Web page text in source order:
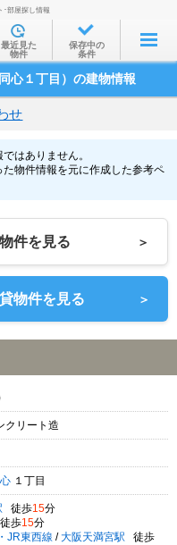
駅から
から
学時間から
から
会社から
･部屋探し情報
最近見た
物件
保存中の
条件
心１丁目）の建物情報
せ
はありません。
物件情報を元に作成した参考ペ
件を見る ＞
物件を見る ＞
クリート造
１丁目
徒歩15分
徒歩15分
JR東西線 / 大阪天満宮駅
徒歩